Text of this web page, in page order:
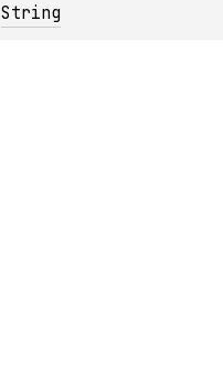
String